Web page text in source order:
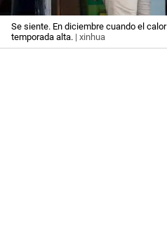
Se siente. En diciembre cuando el
temporada alta. | xinhua